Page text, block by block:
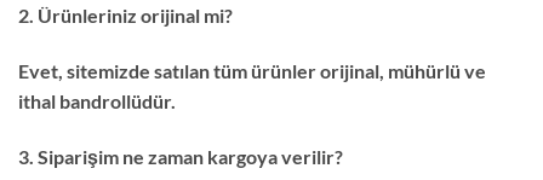
2. Ürünleriniz orijinal mi?
Evet, sitemizde satılan tüm ürünler orijinal, mühürlü ve
ithal bandrollüdür.
3. Siparişim ne zaman kargoya verilir?